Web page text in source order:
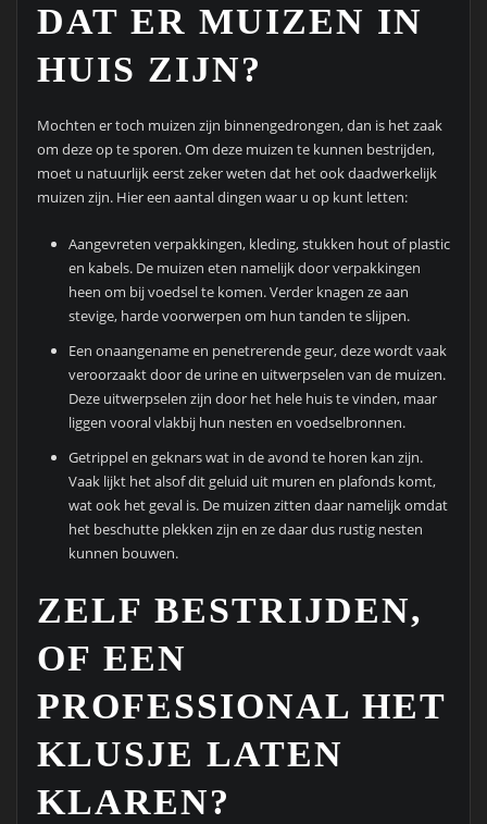
DAT ER MUIZEN IN
HUIS ZIJN?
Mochten er toch muizen zijn binnengedrongen, dan is het zaak
om deze op te sporen. Om deze muizen te kunnen bestrijden,
moet u natuurlijk eerst zeker weten dat het ook daadwerkelijk
muizen zijn. Hier een aantal dingen waar u op kunt letten:
Aangevreten verpakkingen, kleding, stukken hout of plastic
en kabels. De muizen eten namelijk door verpakkingen
heen om bij voedsel te komen. Verder knagen ze aan
stevige, harde voorwerpen om hun tanden te slijpen.
Een onaangename en penetrerende geur, deze wordt vaak
veroorzaakt door de urine en uitwerpselen van de muizen.
Deze uitwerpselen zijn door het hele huis te vinden, maar
liggen vooral vlakbij hun nesten en voedselbronnen.
Getrippel en geknars wat in de avond te horen kan zijn.
Vaak lijkt het alsof dit geluid uit muren en plafonds komt,
wat ook het geval is. De muizen zitten daar namelijk omdat
het beschutte plekken zijn en ze daar dus rustig nesten
kunnen bouwen.
ZELF BESTRIJDEN,
OF EEN
PROFESSIONAL HET
KLUSJE LATEN
KLAREN?